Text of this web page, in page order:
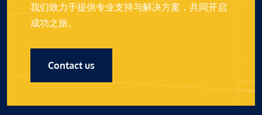
我们致力于提供专业支持与解决方案，共同开启
成功之旅。
Contact us